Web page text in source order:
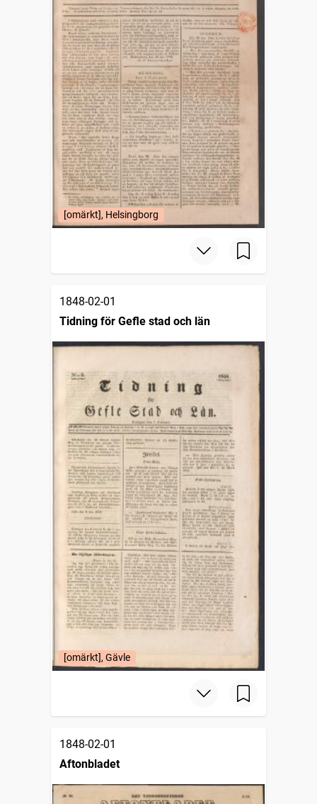
[omärkt], Helsingborg
1848-02-01
Tidning för Gefle stad och län
[omärkt], Gävle
1848-02-01
Aftonbladet